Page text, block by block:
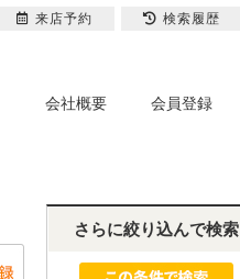
会社概要 会員登録
さらに絞り込んで検索
来店予約 検索履歴